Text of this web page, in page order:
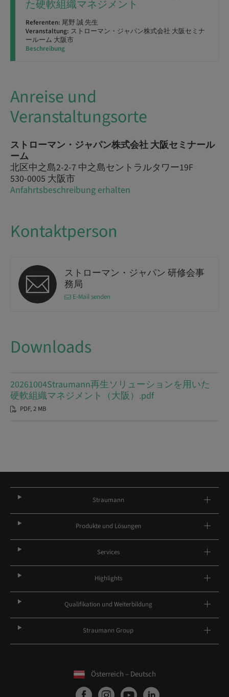
た硬軟組織マネジメント
Referenten: 尾野 誠 先生
Veranstaltung: ストローマン・ジャパン株式会社 大阪セミナ
ールーム 大阪市
Beschreibung
Anreise und
Veranstaltungsorte
ストローマン・ジャパン株式会社 大阪セミナール
ーム
北区中之島2-2-7 中之島セントラルタワー19F
530-0005 大阪市
Anfahrtsbeschreibung erhalten
Kontaktperson
ストローマン・ジャパン 研修会事
務局
E-Mail senden
Downloads
20261004Straumann再生ソリューションを用いた
硬軟組織マネジメント（大阪）.pdf
PDF, 2 MB
Straumann
Produkte und Lösungen
Services
Highlights
Qualifikation und Weiterbildung
Straumann Group
Österreich – Deutsch